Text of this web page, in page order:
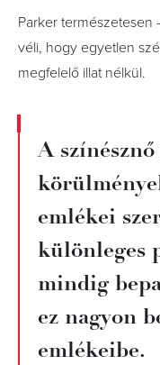
Parker természetesen
véli, hogy egyetlen
megfelelő illat nélkül.
A
emlékei
különleges
mindig
ez nagyon
emlékeibe.